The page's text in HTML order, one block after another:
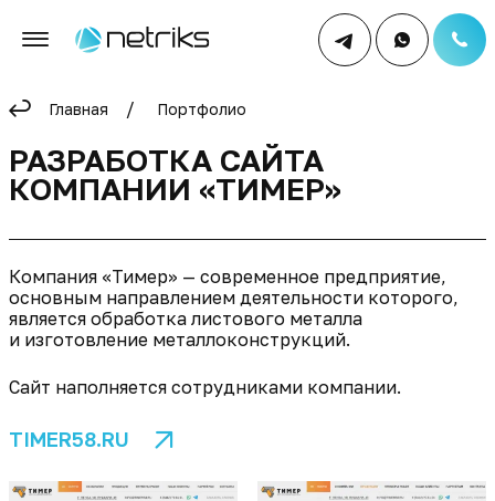
Главная Портфолио
РАЗРАБОТКА САЙТА
КОМПАНИИ «ТИМЕР»
Компания «Тимер» — современное предприятие,
основным направлением деятельности которого,
является обработка листового металла
и изготовление металлоконструкций.
Сайт наполняется сотрудниками компании.
TIMER58.RU